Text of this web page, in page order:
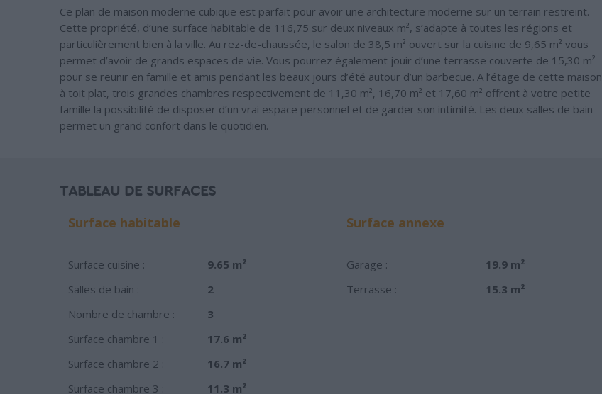
Ce plan de maison moderne cubique est parfait pour avoir une architecture moderne sur un terrain restreint.
Cette propriété, d’une surface habitable de 116,75 sur deux niveaux m², s’adapte à toutes les régions et
particulièrement bien à la ville. Au rez-de-chaussée, le salon de 38,5 m² ouvert sur la cuisine de 9,65 m² vous
permet d’avoir de grands espaces de vie. Vous pourrez également jouir d’une terrasse couverte de 15,30 m²
pour se reunir en famille et amis pendant les beaux jours d’été autour d’un barbecue. A l’étage de cette maison
à toit plat, trois grandes chambres respectivement de 11,30 m², 16,70 m² et 17,60 m² offrent à votre petite
famille la possibilité de disposer d’un vrai espace personnel et de garder son intimité. Les deux salles de bain
permet un grand confort dans le quotidien.
TABLEAU DE SURFACES
Surface habitable
Surface cuisine :
9.65 m²
Salles de bain :
2
Nombre de chambre :
3
Surface chambre 1 :
17.6 m²
Surface chambre 2 :
16.7 m²
Surface chambre 3 :
11.3 m²
Surface annexe
Garage :
19.9 m²
Terrasse :
15.3 m²